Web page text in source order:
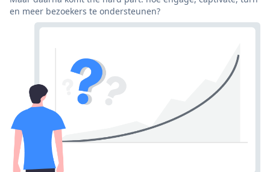
en meer bezoekers te ondersteunen?